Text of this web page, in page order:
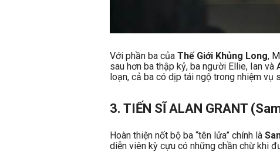
Với phần ba của Thế Giới Khủng Long,
sau hơn ba thập kỷ, ba người Ellie, Ian
loạn, cả ba có dịp tái ngộ trong nhiệm vụ
3. TIẾN SĨ ALAN GRANT
Hoàn thiện nốt bộ ba “tên lửa” chính là
diễn viên kỳ cựu có những chần chừ khi